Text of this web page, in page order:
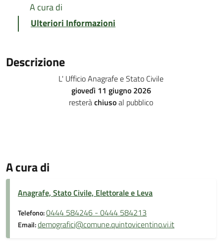
A cura di
Ulteriori Informazioni
Descrizione
L' Ufficio Anagrafe e Stato Civile
giovedì 11 giugno 2026
resteràchiusoal pubblico
A cura di
Anagrafe, Stato Civile, Elettorale e Leva
Telefono:0444 584246 - 0444 584213
Email:demografici@comune.quintovicentino.vi.it